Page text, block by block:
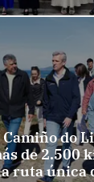
do
de 2.500
ruta única